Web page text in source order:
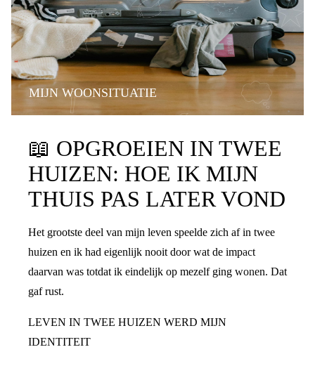
MIJN WOONSITUATIE
📖 OPGROEIEN IN TWEE
HUIZEN: HOE IK MIJN
THUIS PAS LATER VOND
Het grootste deel van mijn leven speelde zich af in twee
huizen en ik had eigenlijk nooit door wat de impact
daarvan was totdat ik eindelijk op mezelf ging wonen. Dat
gaf rust.
LEVEN IN TWEE HUIZEN WERD MIJN
IDENTITEIT